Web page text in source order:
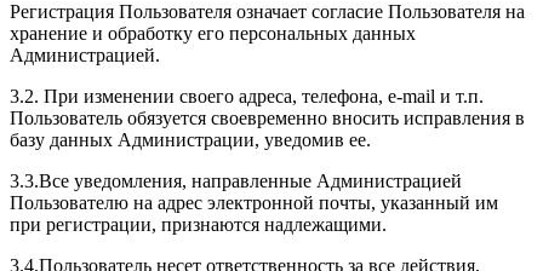
Регистрация Пользователя означает согласие Пользователя на
хранение и обработку его персональных данных
Администрацией.
3.2. При изменении своего адреса, телефона, e-mail и т.п.
Пользователь обязуется своевременно вносить исправления в
базу данных Администрации, уведомив ее.
3.3.Все уведомления, направленные Администрацией
Пользователю на адрес электронной почты, указанный им
при регистрации, признаются надлежащими.
3.4.Пользователь несет ответственность за все действия,